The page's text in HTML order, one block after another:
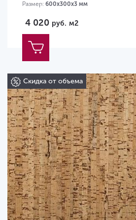
Размер: 600х300х3 мм
4 020 руб. м2
Скидка от объема